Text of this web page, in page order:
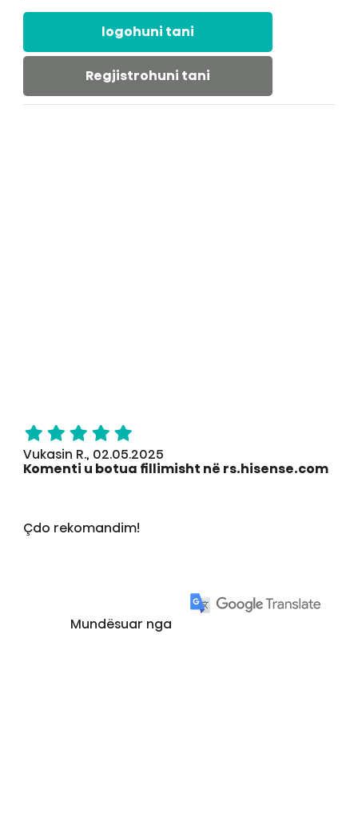
logohuni tani
Regjistrohuni tani
Vukasin R., 02.05.2025
Komenti u botua fillimisht në rs.hisense.com
Çdo rekomandim!
Mundësuar nga